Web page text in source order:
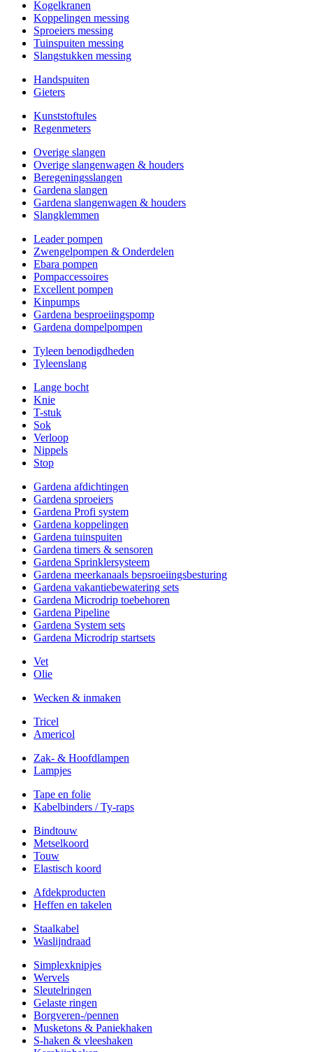
Kogelkranen
Koppelingen messing
Sproeiers messing
Tuinspuiten messing
Slangstukken messing
Handspuiten
Gieters
Kunststoftules
Regenmeters
Overige slangen
Overige slangenwagen & houders
Beregeningsslangen
Gardena slangen
Gardena slangenwagen & houders
Slangklemmen
Leader pompen
Zwengelpompen & Onderdelen
Ebara pompen
Pompaccessoires
Excellent pompen
Kinpumps
Gardena besproeiingspomp
Gardena dompelpompen
Tyleen benodigdheden
Tyleenslang
Lange bocht
Knie
T-stuk
Sok
Verloop
Nippels
Stop
Gardena afdichtingen
Gardena sproeiers
Gardena Profi system
Gardena koppelingen
Gardena tuinspuiten
Gardena timers & sensoren
Gardena Sprinklersysteem
Gardena meerkanaals bepsroeiingsbesturing
Gardena vakantiebewatering sets
Gardena Microdrip toebehoren
Gardena Pipeline
Gardena System sets
Gardena Microdrip startsets
Vet
Olie
Wecken & inmaken
Tricel
Americol
Zak- & Hoofdlampen
Lampjes
Tape en folie
Kabelbinders / Ty-raps
Bindtouw
Metselkoord
Touw
Elastisch koord
Afdekproducten
Heffen en takelen
Staalkabel
Waslijndraad
Simplexknipjes
Wervels
Sleutelringen
Gelaste ringen
Borgveren-/pennen
Musketons & Paniekhaken
S-haken & vleeshaken